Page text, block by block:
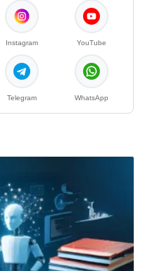
Instagram YouTube
Telegram WhatsApp